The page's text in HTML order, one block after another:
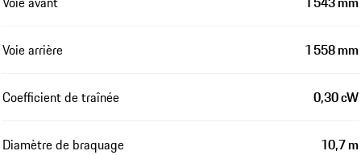
Voie arrière 1 558 mm
Coefficient de traînée 0,30 cW
Diamètre de braquage 10,7 m